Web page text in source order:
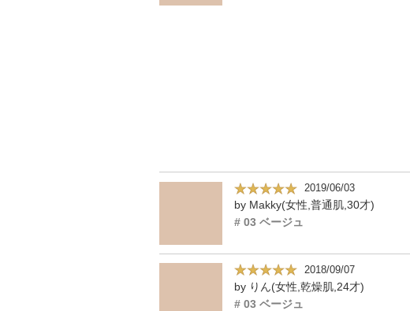
2019/06/03
by Makky(女性,普通肌,30才)
# 03 ベージュ
2018/09/07
by りん(女性,乾燥肌,24才)
# 03 ベージュ